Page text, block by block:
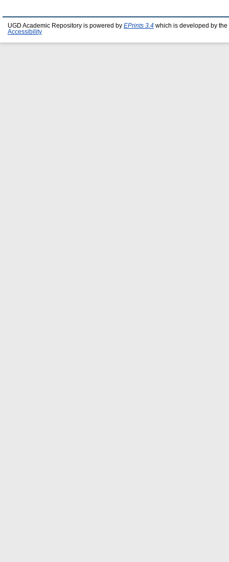
UGD Academic Repository is powered by EPrints 3.4 which is developed by the
Accessibility